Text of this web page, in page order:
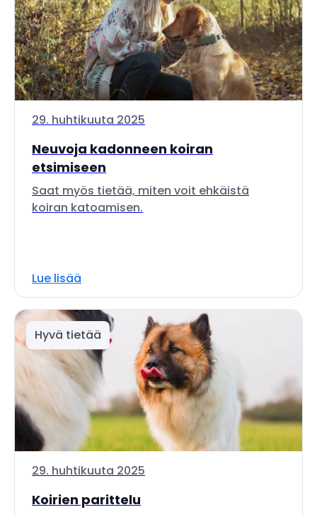
29. huhtikuuta 2025
Neuvoja kadonneen koiran
etsimiseen
Saat myös tietää, miten voit ehkäistä
koiran katoamisen.
Lue lisää
Hyvä tietää
29. huhtikuuta 2025
Koirien parittelu